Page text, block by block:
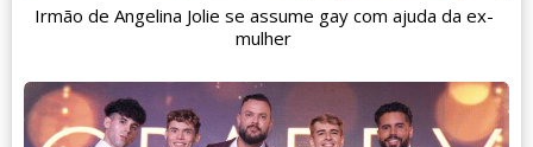
Irmão de Angelina Jolie se assume gay com ajuda da ex-
mulher